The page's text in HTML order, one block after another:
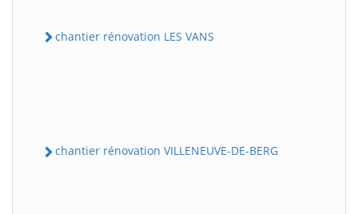
chantier rénovation LES VANS
chantier rénovation VILLENEUVE-DE-BERG